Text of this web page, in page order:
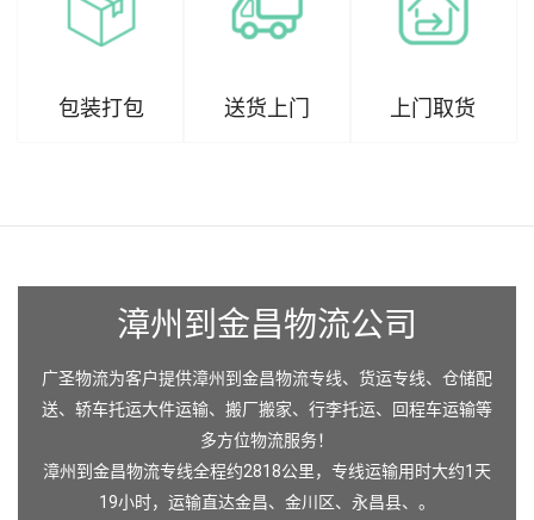
包装打包 送货上门 上门取货
漳州到金昌物流公司
广圣物流为客户提供漳州到金昌物流专线、货运专线、仓储配
送、轿车托运大件运输、搬厂搬家、行李托运、回程车运输等
多方位物流服务！
漳州到金昌物流专线全程约2818公里，专线运输用时大约1天
19小时，运输直达金昌、 金川区、 永昌县、。